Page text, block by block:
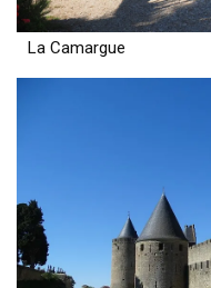
La Camargue